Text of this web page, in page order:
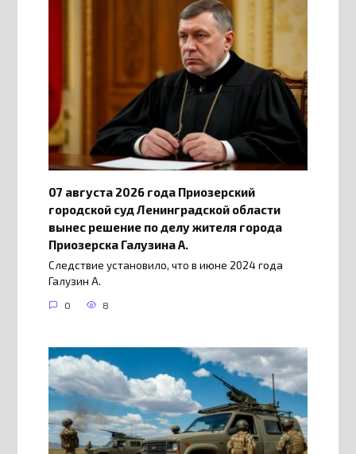
07 августа 2026 года Приозерский
городской суд Ленинградской области
вынес решение по делу жителя города
Приозерска Галузина А.
Следствие установило, что в июне 2024 года
Галузин А.
0 8